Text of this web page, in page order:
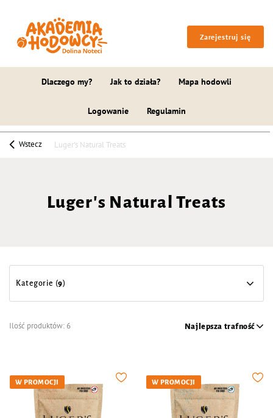
Zarejestruj się
Dlaczego my? Jak to działa? Mapa hodowli
Logowanie Regulamin
Wstecz Luger's Natural Treats
Luger's Natural Treats
Kategorie (9)
Ilość produktów: 6 Najlepsza trafność
W PROMOCJI W PROMOCJI